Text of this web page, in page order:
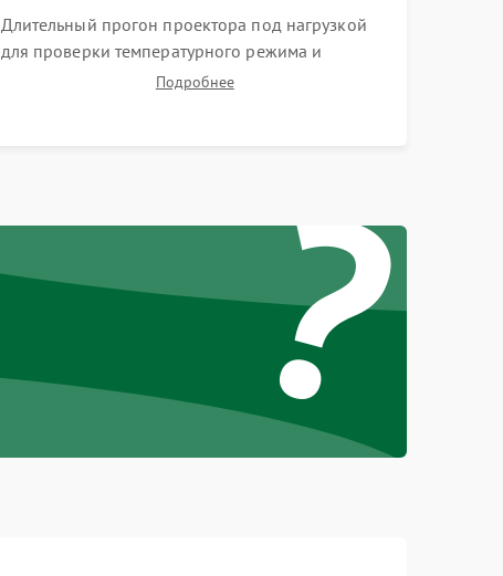
Длительный прогон проектора под нагрузкой
для проверки температурного режима и
отсутствия перегрева. Оценка фокуса,
Подробнее
?